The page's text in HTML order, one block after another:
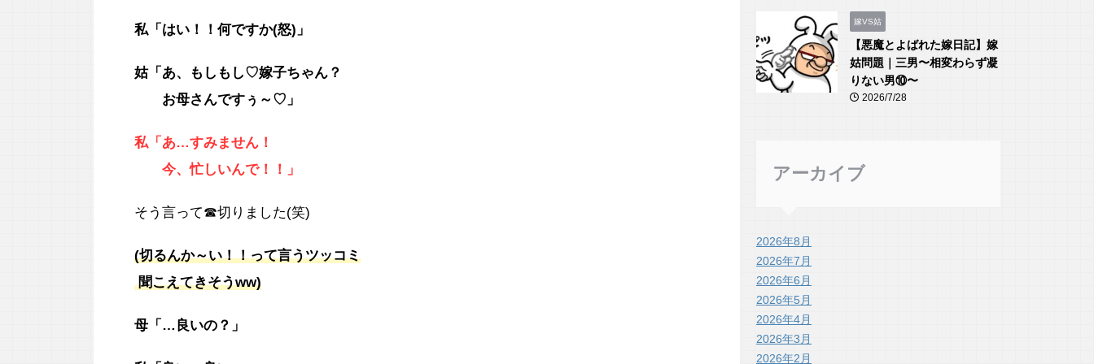
私「はい！！何ですか(怒)」
姑「あ、もしもし♡嫁子ちゃん？
お母さんですぅ～♡」
私「あ…すみません！
今、忙しいんで！！」
そう言って☎切りました(笑)
(切るんか～い！！って言うツッコミ
聞こえてきそうww)
母「…良いの？」
嫁VS姑
【悪魔とよばれた嫁日記】嫁
姑問題｜三男〜相変わらず凝
りない男⑩〜
2026/7/28
アーカイブ
2026年8月
2026年7月
2026年6月
2026年5月
2026年4月
2026年3月
2026年2月